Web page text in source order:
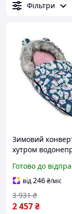
Фільтри
Зимовий
хутром
Готово до
від246₴/міс
2 457₴
3 931 ₴